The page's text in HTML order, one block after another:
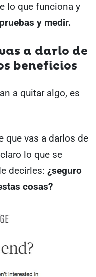
lo que funciona y
y medir.
a darlo de
beneficios
a quitar algo, es
que vas a darlos de
lo que se
decirles: ¿seguro
cosas?